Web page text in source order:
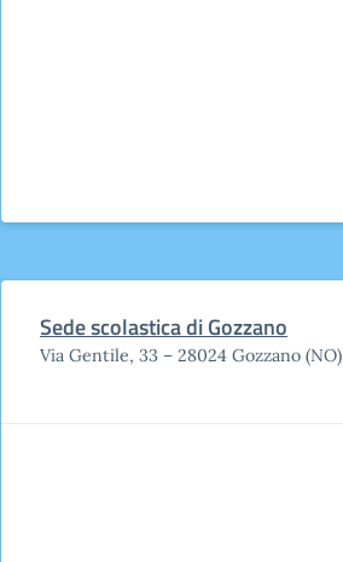
Sede scolastica di Gozzano
Via Gentile, 33 – 28024 Gozzano (NO)